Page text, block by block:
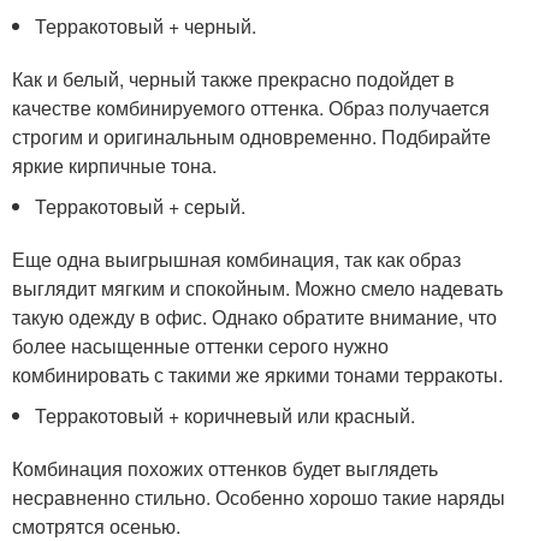
Терракотовый + черный.
Как и белый, черный также прекрасно подойдет в
качестве комбинируемого оттенка. Образ получается
строгим и оригинальным одновременно. Подбирайте
яркие кирпичные тона.
Терракотовый + серый.
Еще одна выигрышная комбинация, так как образ
выглядит мягким и спокойным. Можно смело надевать
такую одежду в офис. Однако обратите внимание, что
более насыщенные оттенки серого нужно
комбинировать с такими же яркими тонами терракоты.
Терракотовый + коричневый или красный.
Комбинация похожих оттенков будет выглядеть
несравненно стильно. Особенно хорошо такие наряды
смотрятся осенью.